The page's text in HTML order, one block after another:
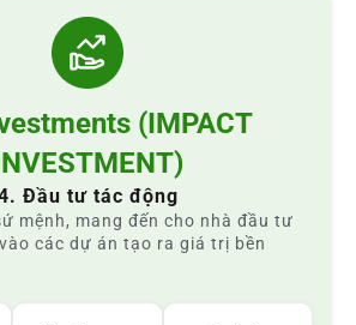
(IMPACT
Đầu tư tác động
mệnh, mang đến cho nhà đầu tư
các dự án tạo ra giá trị bền